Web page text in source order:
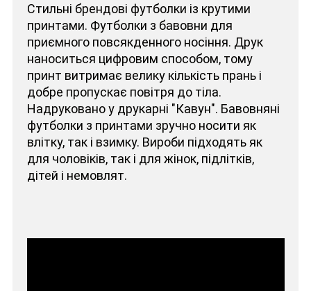
Стильні брендові футболки із крутими
принтами. Футболки з бавовни для
приємного повсякденного носіння. Друк
наноситься цифровим способом, тому
принт витримає велику кількість прань і
добре пропускає повітря до тіла.
Надруковано у друкарні "Кавун". Бавовняні
футболки з принтами зручно носити як
влітку, так і взимку. Вироби підходять як
для чоловіків, так і для жінок, підлітків,
дітей і немовлят.